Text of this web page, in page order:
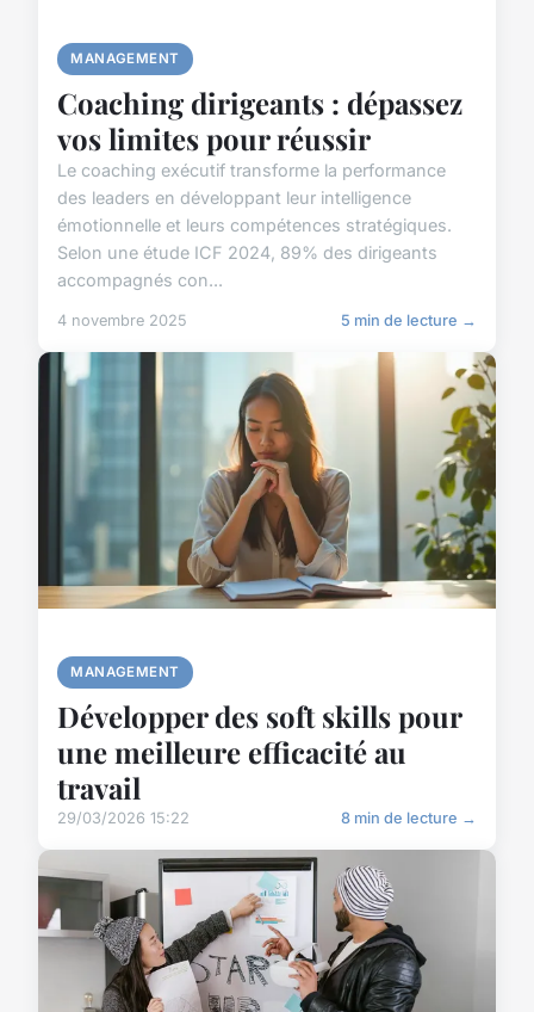
MANAGEMENT
Coaching dirigeants : dépassez
vos limites pour réussir
Le coaching exécutif transforme la performance
des leaders en développant leur intelligence
émotionnelle et leurs compétences stratégiques.
Selon une étude ICF 2024, 89% des dirigeants
accompagnés con...
4 novembre 2025 5 min de lecture →
MANAGEMENT
Développer des soft skills pour
une meilleure efficacité au
travail
29/03/2026 15:22 8 min de lecture →